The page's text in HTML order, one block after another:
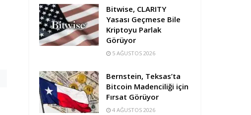
Bitwise, CLARITY
Yasası Geçmese Bile
Kriptoyu Parlak
Görüyor
5 AĞUSTOS 2026
Bernstein, Teksas’ta
Bitcoin Madenciliği için
Fırsat Görüyor
4 AĞUSTOS 2026